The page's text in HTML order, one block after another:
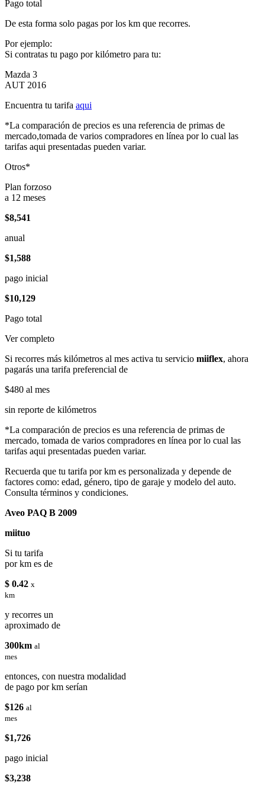
Pago total
De esta forma solo pagas por los km que recorres.
Por ejemplo:
Si contratas tu pago por kilómetro para tu:
Mazda 3
AUT 2016
Encuentra tu tarifa aqui
*La comparación de precios es una referencia de primas de
mercado,tomada de varios compradores en línea por lo cual las
tarifas aqui presentadas pueden variar.
Otros*
Plan forzoso
a 12 meses
$8,541
anual
$1,588
pago inicial
$10,129
Pago total
Ver completo
Si recorres más kilómetros al mes activa tu servicio miiflex, ahora
pagarás una tarifa preferencial de
$480 al mes
sin reporte de kilómetros
*La comparación de precios es una referencia de primas de
mercado, tomada de varios compradores en línea por lo cual las
tarifas aqui presentadas pueden variar.
Recuerda que tu tarifa por km es personalizada y depende de
factores como: edad, género, tipo de garaje y modelo del auto.
Consulta términos y condiciones.
Aveo PAQ B 2009
miituo
Si tu tarifa
por km es de
$ 0.42 x
km
y recorres un
aproximado de
300km al
mes
entonces, con nuestra modalidad
de pago por km serían
$126 al
mes
$1,726
pago inicial
$3,238